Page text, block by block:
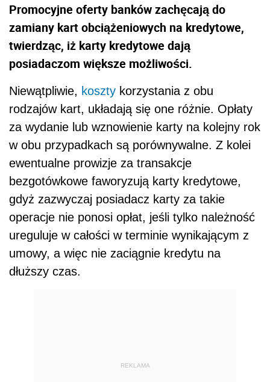
Promocyjne oferty banków zachęcają do
zamiany kart obciążeniowych na kredytowe,
twierdząc, iż karty kredytowe dają
posiadaczom większe możliwości.
Niewątpliwie, koszty korzystania z obu
rodzajów kart, układają się one różnie. Opłaty
za wydanie lub wznowienie karty na kolejny rok
w obu przypadkach są porównywalne. Z kolei
ewentualne prowizje za transakcje
bezgotówkowe faworyzują karty kredytowe,
gdyż zazwyczaj posiadacz karty za takie
operacje nie ponosi opłat, jeśli tylko należność
ureguluje w całości w terminie wynikającym z
umowy, a więc nie zaciągnie kredytu na
dłuższy czas.
REKLAMA